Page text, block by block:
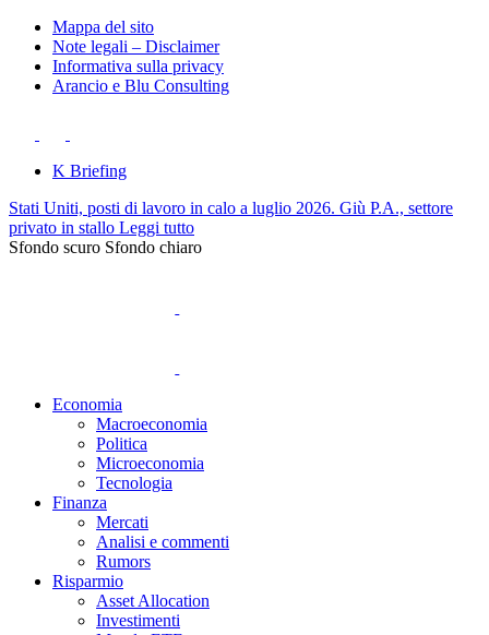
Mappa del sito
Note legali – Disclaimer
Informativa sulla privacy
Arancio e Blu Consulting
K Briefing
Stati Uniti, posti di lavoro in calo a luglio 2026. Giù P.A., settore
privato in stallo Leggi tutto
Sfondo scuro Sfondo chiaro
Economia
Macroeconomia
Politica
Microeconomia
Tecnologia
Finanza
Mercati
Analisi e commenti
Rumors
Risparmio
Asset Allocation
Investimenti